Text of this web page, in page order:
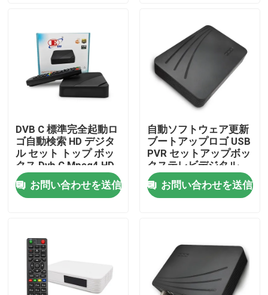
企業情報
会社案内
品質管理
お問い合わせ
テレビの上箱
DVBCはセット トップ ボックスを
DVB C 標準完全起動ロ
ゴ自動検索 HD デジタ
ル セット トップ ボッ
クス Dvb C Mpeg4 HD
Tv チューナー
お問い合わせを送信
自動ソフトウェア更新
ブートアップロゴ USB
PVR セットアップボッ
クステレビデジタル
Hd スマートセットト
ップボックス
お問い合わせを送信